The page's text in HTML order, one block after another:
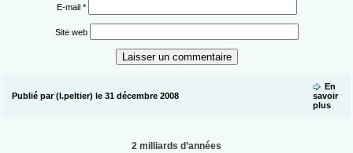
E-mail *
Site web
Publié par (l.peltier) le 31 décembre 2008
En
savoir
plus
2 milliards d’années